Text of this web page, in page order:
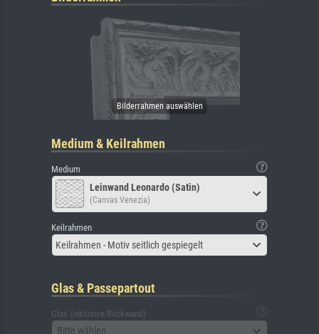
Medium & Keilrahmen
Medium
Leinwand Leonardo (Satin)
(Canvas Venezia)
Keilrahmen
Keilrahmen - Motiv seitlich gespiegelt
Glas & Passepartout
Glas (inklusive Rückwand)
Bitte wählen